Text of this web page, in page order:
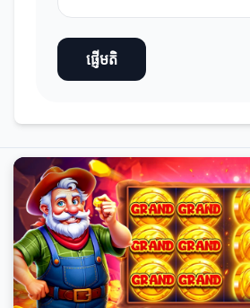
ផ្ញើមតិ